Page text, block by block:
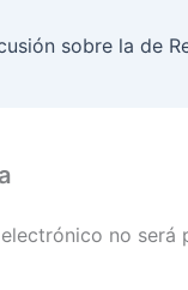
no será